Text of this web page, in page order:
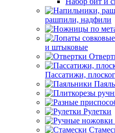
рашпили, надфили
и штыковые
Пассатижи,
Рулетки